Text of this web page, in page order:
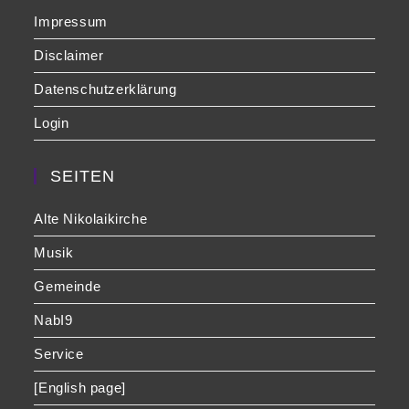
Impressum
Disclaimer
Datenschutzerklärung
Login
SEITEN
Alte Nikolaikirche
Musik
Gemeinde
NabI9
Service
[English page]